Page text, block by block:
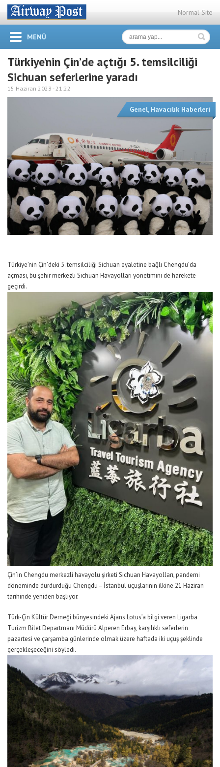
Normal Site
MENÜ
Türkiye’nin Çin’de açtığı 5. temsilciliği
Sichuan seferlerine yaradı
15 Haziran 2023 -21:22
Genel, Havacılık Haberleri
Türkiye’nin Çin’deki 5. temsilciliği Sichuan eyaletine bağlı Chengdu’da
açması, bu şehir merkezli Sichuan Havayolları yönetimini de harekete
geçirdi.
Çin’in Chengdu merkezli havayolu şirketi Sichuan Havayolları, pandemi
döneminde durdurduğu Chengdu– İstanbuluçuşlarının ilkine 21 Haziran
tarihinde yeniden başlıyor.
Türk-Çin Kültür Derneği bünyesindeki Ajans Lotus’a bilgi veren Ligarba
Turizm Bilet Departmanı Müdürü Alperen Erbaş,karşılıklı seferlerin
pazartesi ve çarşamba günlerinde olmak üzere haftada iki uçuş şeklinde
gerçekleşeceğini söyledi.